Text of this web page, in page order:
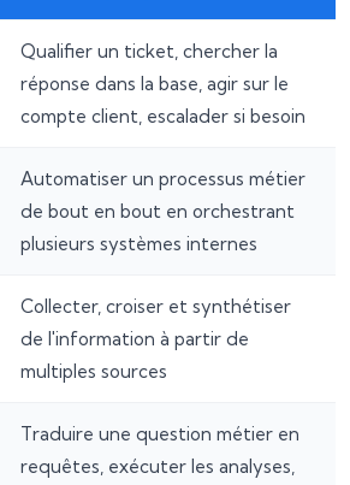
Qualifier un ticket, chercher la
réponse dans la base, agir sur le
compte client, escalader si besoin
Automatiser un processus métier
de bout en bout en orchestrant
plusieurs systèmes internes
Collecter, croiser et synthétiser
de l'information à partir de
multiples sources
Traduire une question métier en
requêtes, exécuter les analyses,